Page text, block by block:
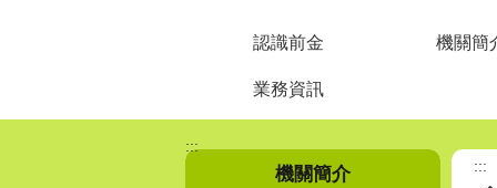
認識前金 機關簡
業務資訊
:::
機關簡介 :::